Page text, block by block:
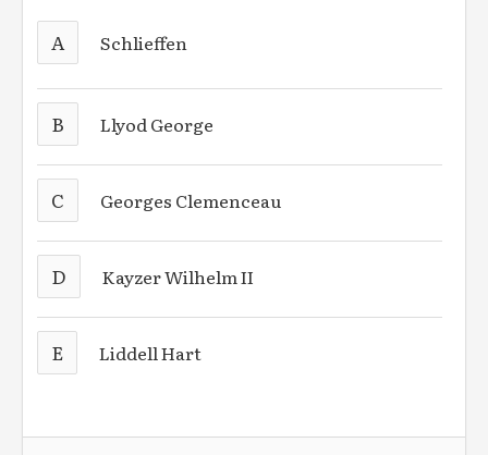
A Schlieffen
B Llyod George
C Georges Clemenceau
D Kayzer Wilhelm II
E Liddell Hart